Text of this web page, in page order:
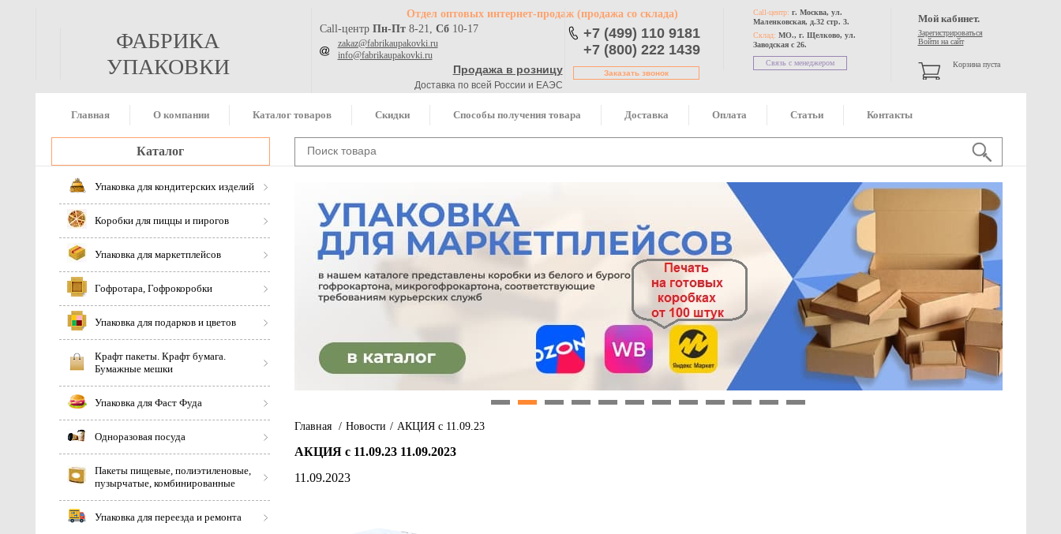
ФАБРИКА
УПАКОВКИ
Отдел оптовых интернет-продаж(продажа со склада)
Call-центр Пн-Пт8-21, Сб10-17
zakaz@fabrikaupakovki.ru
info@fabrikaupakovki.ru
Продажа в розницу
Доставка по всей России и ЕАЭС
+7 (499) 110 9181
+7 (800) 222 1439
Заказать звонок
Call-центр: г. Москва, ул.
Маленковская, д.32 стр. 3.
Склад: МО., г. Щелково, ул.
Заводская с 26.
Связь с менеджером
Мой кабинет.
Зарегистрироваться
Войти на сайт
Корзина пуста
Главная О компании Каталог товаров Скидки Способы получения товара Доставка Оплата Статьи Контакты
Каталог
Упаковка для кондитерских изделий
Коробки для пиццы и пирогов
Упаковка для маркетплейсов
Гофротара, Гофрокоробки
Упаковка для подарков и цветов
Крафт пакеты. Крафт бумага.
Бумажные мешки
Упаковка для Фаст Фуда
Одноразовая посуда
Пакеты пищевые, полиэтиленовые,
пузырчатые, комбинированные
Упаковка для переезда и ремонта
Главная / Новости / АКЦИЯ с 11.09.23
АКЦИЯ с 11.09.23 11.09.2023
11.09.2023